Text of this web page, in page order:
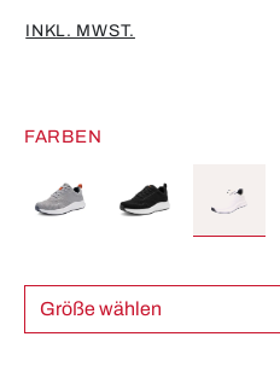
INKL. MWST.
FARBEN
Größe wählen